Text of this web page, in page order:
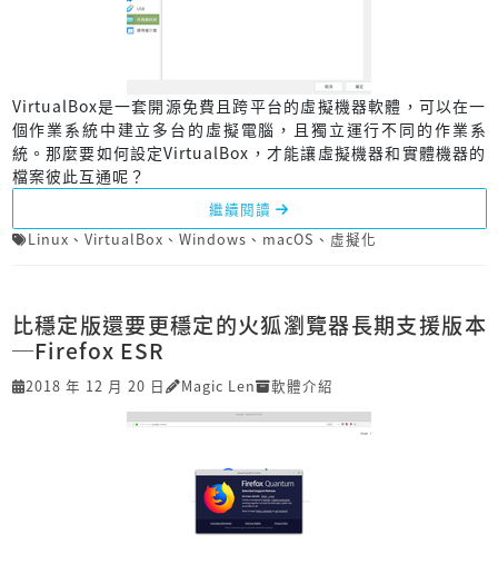
VirtualBox是一套開源免費且跨平台的虛擬機器軟體，可以在一
個作業系統中建立多台的虛擬電腦，且獨立運行不同的作業系
統。那麼要如何設定VirtualBox，才能讓虛擬機器和實體機器的
檔案彼此互通呢？
繼續閱讀
Linux 、 VirtualBox 、 Windows 、 macOS 、 虛擬化
比穩定版還要更穩定的火狐瀏覽器長期支援版本
─Firefox ESR
2018 年 12 月 20 日 Magic Len 軟體介紹